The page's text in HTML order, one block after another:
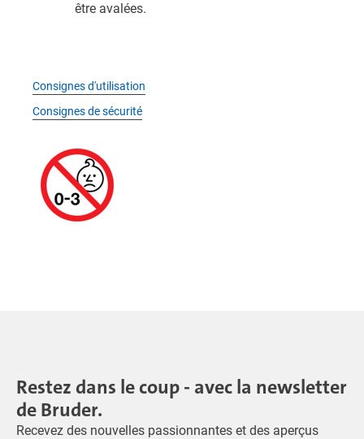
être avalées.
Consignes d'utilisation
Consignes de sécurité
Restez dans le coup - avec la newsletter
de Bruder.
Recevez des nouvelles passionnantes et des aperçus